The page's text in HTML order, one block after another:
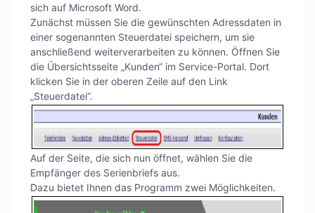
sich auf Microsoft Word.
Zunächst müssen Sie die gewünschten Adressdaten in
einer sogenannten Steuerdatei speichern, um sie
anschließend weiterverarbeiten zu können. Öffnen Sie
die Übersichtsseite „Kunden“ im Service-Portal. Dort
klicken Sie in der oberen Zeile auf den Link
„Steuerdatei“.
Auf der Seite, die sich nun öffnet, wählen Sie die
Empfänger des Serienbriefs aus.
Dazu bietet Ihnen das Programm zwei Möglichkeiten.